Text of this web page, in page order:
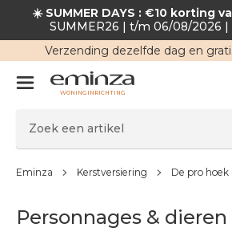
☀️ SUMMER DAYS : €10 korting
SUMMER26 | t/m 06/08/2026 |
Verzending dezelfde dag en
WONINGINRICHTING
Eminza Kerstversiering De pro hoek
Personnages &